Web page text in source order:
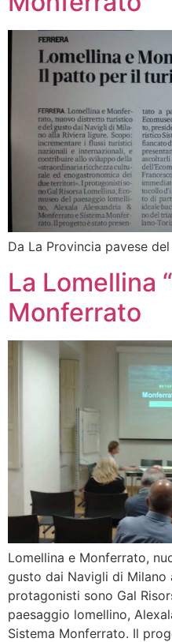
Da La Provincia pavese
La Lomellina
Monferrato
Lomellina e Monferrato,
gusto dai Navigli di Milano
protagonisti sono Gal
paesaggio lomellino,
Sistema Monferrato. Il